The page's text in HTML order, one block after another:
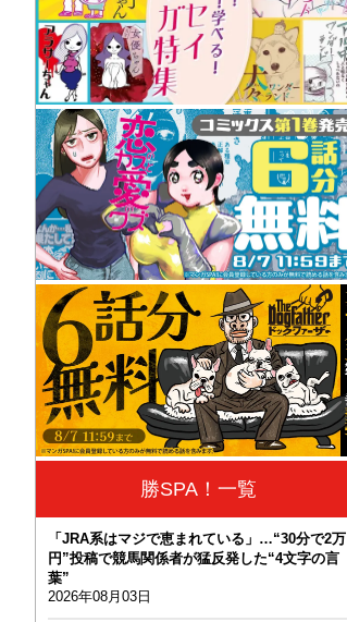
勝SPA！一覧
「JRA系はマジで恵まれている」…“30分で2万
円”投稿で競馬関係者が猛反発した“4文字の言
葉”
2026年08月03日